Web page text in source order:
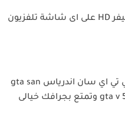
تشغيل الرسيفر HD على اى شاشة تلفزيون
مود تحويل جي تي اي سان اندرياس gta san